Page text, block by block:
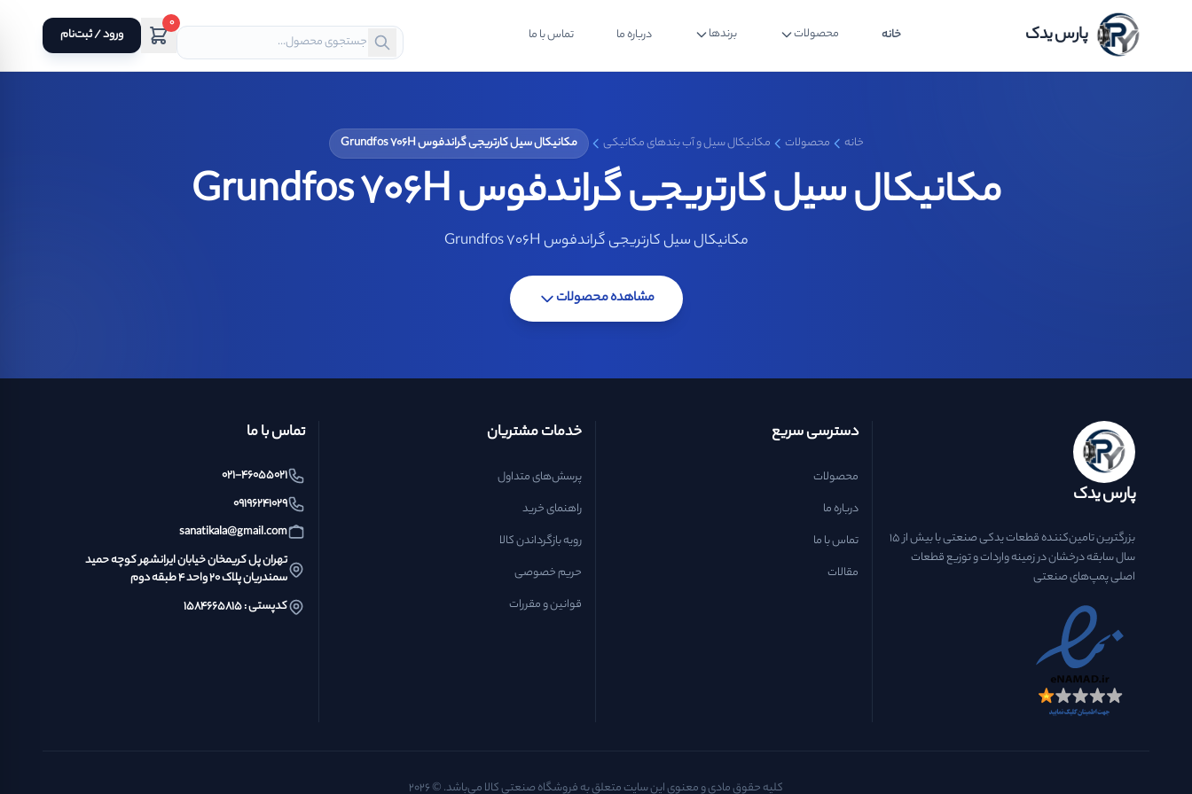
پارس یدک خانه محصولات برندها درباره ما تماس با ما
0
ورود / ثبت‌نام
خانه محصولات مکانیکال سیل و آب بندهای مکانیکی مکانیکال سیل کارتریجی گراندفوس Grundfos 706H
مکانیکال سیل کارتریجی گراندفوس Grundfos 706H
مکانیکال سیل کارتریجی گراندفوس Grundfos 706H
مشاهده محصولات
پارس یدک
بزرگترین تامین‌کننده قطعات یدکی صنعتی با بیش از ۱۵
سال سابقه درخشان در زمینه واردات و توزیع قطعات
اصلی پمپ‌های صنعتی
دسترسی سریع
محصولات
درباره ما
تماس با ما
مقالات
خدمات مشتریان
پرسش‌های متداول
راهنمای خرید
رویه بازگرداندن کالا
حریم خصوصی
قوانین و مقررات
تماس با ما
021-46055021
09196241029
sanatikala@gmail.com
تهران پل کریمخان خیابان ایرانشهر کوچه حمید
سمندریان پلاک ۲۰ واحد ۴ طبقه دوم
کدپستی : ۱۵۸۴۶۶۵۸۱۵
کلیه حقوق مادی و معنوی این سایت متعلق به فروشگاه صنعتی کالا می‌باشد. © 2026